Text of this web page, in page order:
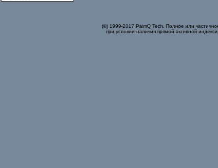
(©) 1999-2017 PalmQ Tech. Полное или
при условии наличия прямой активной